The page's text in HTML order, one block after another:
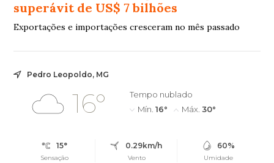
superávit de US$ 7 bilhões
Exportações e importações cresceram no mês passado
Pedro Leopoldo, MG
16°
Tempo nublado
Mín. 16° Máx. 30°
15°
Sensação
0.29km/h
Vento
60%
Umidade